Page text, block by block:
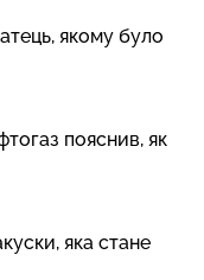
якому було
пояснив, як
яка стане